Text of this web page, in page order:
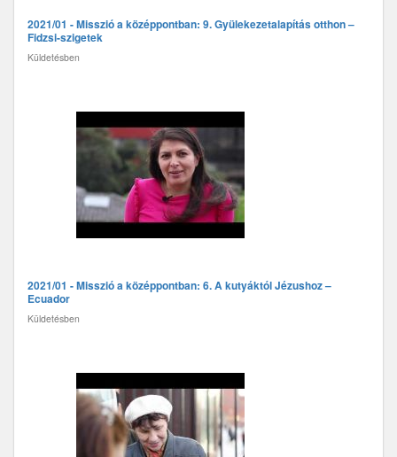
2021/01 - Misszió a középpontban: 9. Gyülekezetalapítás otthon –
Fidzsi-szigetek
Küldetésben
2021/01 - Misszió a középpontban: 6. A kutyáktól Jézushoz –
Ecuador
Küldetésben